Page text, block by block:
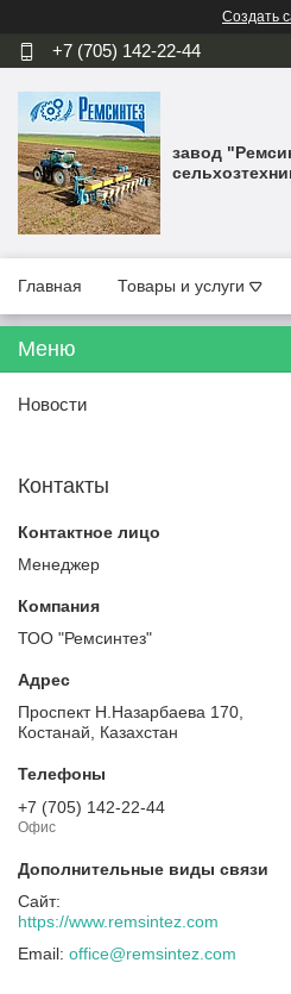
Создать
+7 (705) 142-22-44
завод
Главная Товары и услуги
Новости
Контакты
Менеджер
ТОО "Ремсинтез"
Проспект Н.Назарбаева 170,
Костанай, Казахстан
+7 (705) 142-22-44
Офис
https://www.remsintez.com
office@remsintez.com